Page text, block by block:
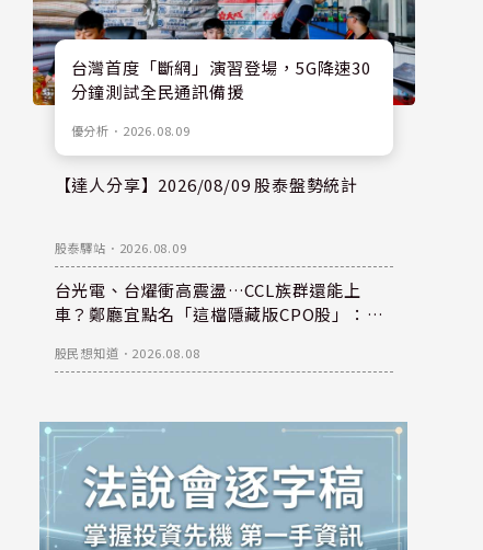
台灣首度「斷網」演習登場，5G降速30
分鐘測試全民通訊備援
優分析 ． 2026.08.09
【達人分享】2026/08/09 股泰盤勢統計
股泰驛站 ． 2026.08.09
台光電、台燿衝高震盪…CCL族群還能上
車？鄭廳宜點名「這檔隱藏版CPO股」：每
股民想知道 ． 2026.08.08